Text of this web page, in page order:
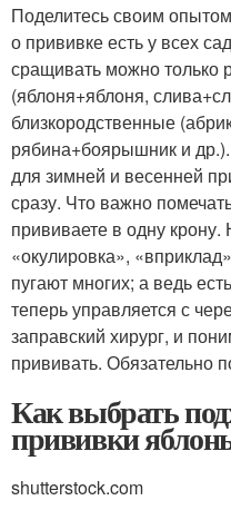
Поделитесь своим
о прививке есть у всех
сращивать можно только
(яблоня+яблоня,
близкородственные
рябина+боярышник и
для зимней и весенней
сразу. Что важно
прививаете в одну
«окулировка»,
пугают многих; а ведь
теперь управляется с
заправский хирург, и
прививать. Обязательно
Как выбрать
прививки
shutterstock.com